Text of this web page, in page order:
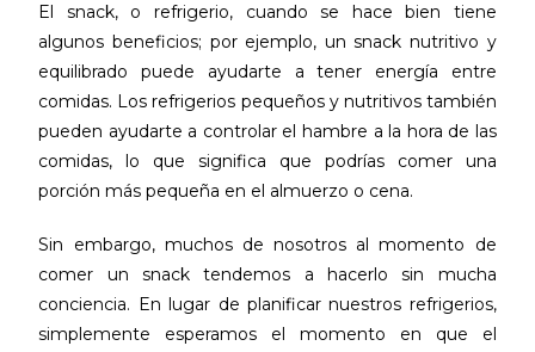
El snack, o refrigerio, cuando se hace bien tiene
algunos beneficios; por ejemplo, un snack nutritivo y
equilibrado puede ayudarte a tener energía entre
comidas. Los refrigerios pequeños y nutritivos también
pueden ayudarte a controlar el hambre a la hora de las
comidas, lo que significa que podrías comer una
porción más pequeña en el almuerzo o cena.
Sin embargo, muchos de nosotros al momento de
comer un snack tendemos a hacerlo sin mucha
conciencia. En lugar de planificar nuestros refrigerios,
simplemente esperamos el momento en que el